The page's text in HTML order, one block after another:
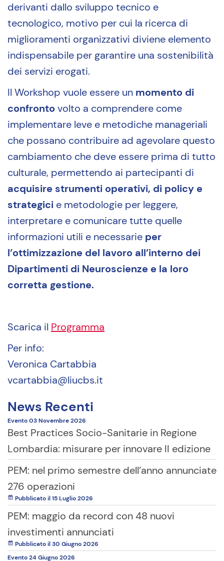
derivanti dallo sviluppo tecnico e
tecnologico, motivo per cui la ricerca di
miglioramenti organizzativi diviene elemento
indispensabile per garantire una sostenibilità
dei servizi erogati.
Il Workshop vuole essere un momento di
confronto volto a comprendere come
implementare leve e metodiche manageriali
che possano contribuire ad agevolare questo
cambiamento che deve essere prima di tutto
culturale, permettendo ai partecipanti di
acquisire strumenti operativi, di policy e
strategici e metodologie per leggere,
interpretare e comunicare tutte quelle
informazioni utili e necessarie per
l’ottimizzazione del lavoro all’interno dei
Dipartimenti di Neuroscienze e la loro
corretta gestione.
Scarica il Programma
Per info:
Veronica Cartabbia
vcartabbia@liucbs.it
News Recenti
Evento03 Novembre2026
Best Practices Socio-Sanitarie in Regione
Lombardia: misurare per innovare II edizione
PEM: nel primo semestre dell’anno annunciate
276 operazioni
Pubblicato il 15 Luglio 2026
PEM: maggio da record con 48 nuovi
investimenti annunciati
Pubblicato il 30 Giugno 2026
Evento24 Giugno2026